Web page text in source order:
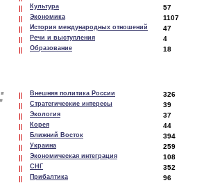
Культура 57
Экономика 1107
История международных отношений 47
Речи и выступления 4
Образование 18
Внешняя политика России 326
Стратегические интересы 39
Экология 37
Корея 44
Ближний Восток 394
Украина 259
Экономическая интеграция 108
СНГ 352
Прибалтика 96